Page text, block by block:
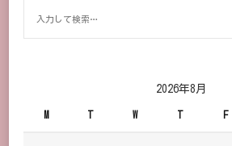
2026年8月
M W F